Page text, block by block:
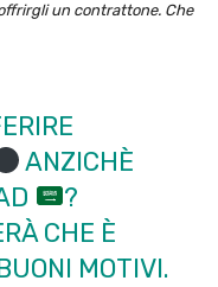
un contrattone. Che
ANZICHÈ
?
CHE È
MOTIVI.